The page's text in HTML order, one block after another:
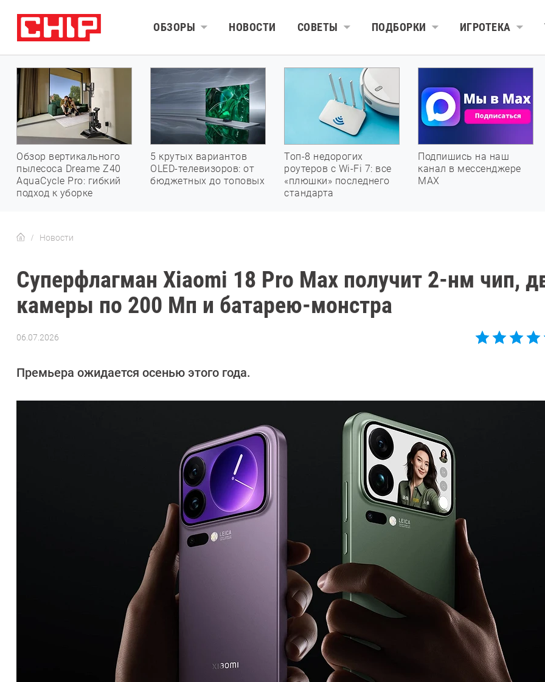
ОБЗОРЫ НОВОСТИ СОВЕТЫ ПОДБОРКИ ИГРОТЕКА
Обзор вертикального
пылесоса Dreame Z40
AquaCycle Pro: гибкий
подход к уборке
5 крутых вариантов
OLED-телевизоров: от
бюджетных до топовых
Топ-8 недорогих
роутеров с Wi-Fi 7: все
«плюшки» последнего
стандарта
Подпишись на наш
канал в мессенджере
МАХ
Новости
Суперфлагман Xiaomi 18 Pro Max получит 2-нм чип,
камеры по 200 Мп и батарею-монстра
06.07.2026
Калашников
Премьера ожидается осенью этого года.